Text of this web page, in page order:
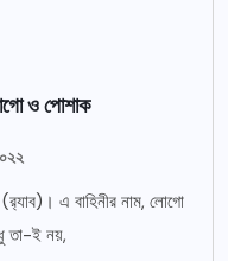
ও পোশাক
এ বাহিনীর নাম, লোগো
তা-ই নয়,